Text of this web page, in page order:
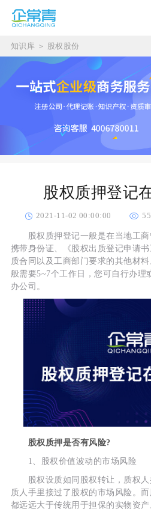
知识库 ＞ 股权股份
股权质押登记
2021-11-02 00:00:00
股权质押登记一般是在当地工商
携带身份证、《股权出质登记申请
质合同以及工商部门要求的其他材
般需要5~7个工作日，您可自行办理
办公司。
股权质押是否有风险?
1、股权价值波动的市场风险
股权设质如同股权转让，质权人
质人手里接过了股权的市场风险。
都远远大于传统用于担保的实物资产